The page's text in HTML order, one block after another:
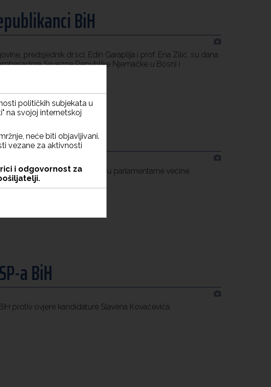
političkih subjekata u
na svojoj internetskoj
neće biti objavljivani.
vezane za aktivnosti
i odgovornost za
BiH
predsjednik dr.sci. Edin Garaplija i prof. Ena Zilić, su dana
Savezne Republike Njemačke u Bosni i
Grannasa.
traktora potrošila na kupovinu parlamentarne većine
a BiH
protiv ovjere kandidature Slavena Kovačevića.